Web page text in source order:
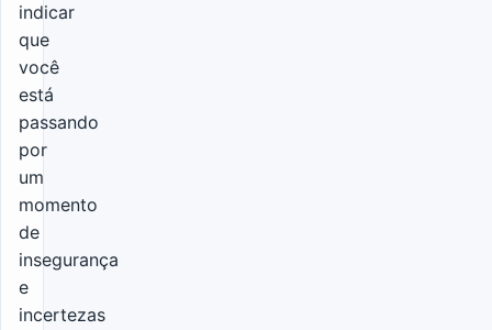
indicar
que
você
está
passando
por
um
momento
de
insegurança
e
incertezas